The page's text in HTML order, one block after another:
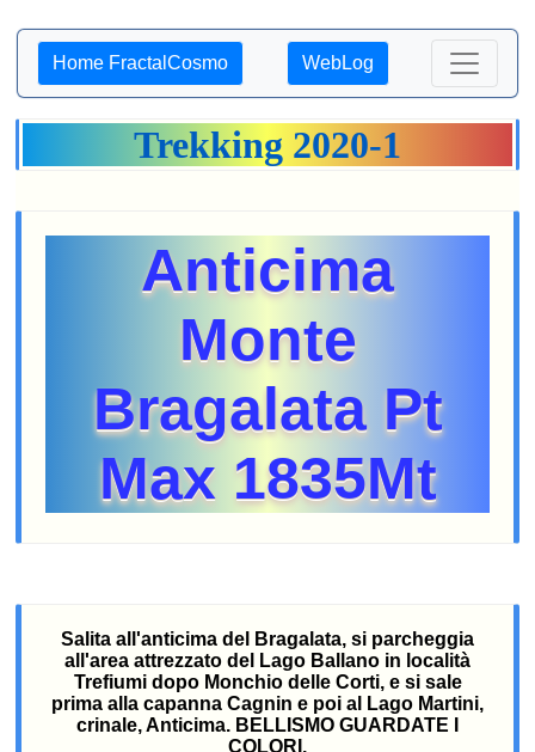
Home FractalCosmo WebLog
Trekking 2020-1
Anticima
Monte
Bragalata Pt
Max 1835Mt
Salita all'anticima del Bragalata, si parcheggia
all'area attrezzato del Lago Ballano in località
Trefiumi dopo Monchio delle Corti, e si sale
prima alla capanna Cagnin e poi al Lago Martini,
crinale, Anticima. BELLISMO GUARDATE I
COLORI.